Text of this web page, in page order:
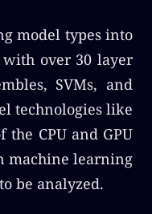
model types into
over 30 layer
SVMs, and
technologies like
the CPU and GPU
machine learning
be analyzed.